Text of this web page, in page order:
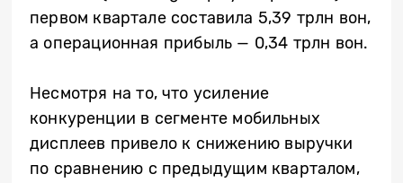
первом квартале составила 5,39 трлн вон,
а операционная прибыль — 0,34 трлн вон.
Несмотря на то, что усиление
конкуренции в сегменте мобильных
дисплеев привело к снижению выручки
по сравнению с предыдущим кварталом,